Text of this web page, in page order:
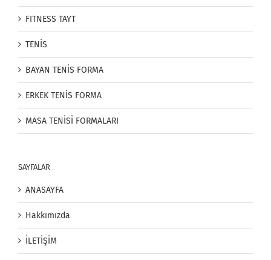
FITNESS TAYT
TENİS
BAYAN TENİS FORMA
ERKEK TENİS FORMA
MASA TENİSİ FORMALARI
SAYFALAR
ANASAYFA
Hakkımızda
İLETİŞİM